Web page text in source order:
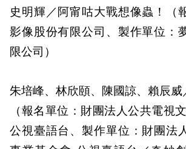
史明輝／阿甯咕大戰想像蟲！（
影像股份有限公司、製作單位：
限公司）
朱培峰、林欣頤、陳國諒、賴辰
（報名單位：財團法人公共電視
公視臺語台、製作單位：財團法